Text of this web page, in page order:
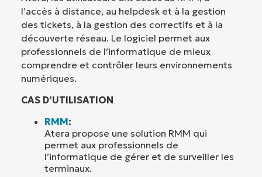
l’accès à distance, au helpdesk et à la gestion
des tickets, à la gestion des correctifs et à la
découverte réseau. Le logiciel permet aux
professionnels de l’informatique de mieux
comprendre et contrôler leurs environnements
numériques.
CAS D’UTILISATION
RMM:
Atera propose une solution RMM qui
permet aux professionnels de
l’informatique de gérer et de surveiller les
terminaux.